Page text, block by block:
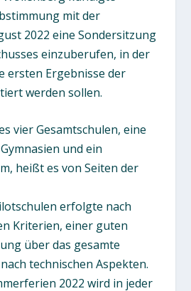
mit der
2022 eine Sondersitzung
einzuberufen, in der
ersten Ergebnisse der
werden sollen.
vier Gesamtschulen, eine
und ein
heißt es von Seiten der
erfolgte nach
Kriterien, einer guten
über das gesamte
technischen Aspekten.
2022 wird in jeder